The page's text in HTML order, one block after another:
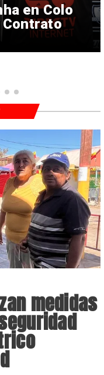
en Colo
Contrato
medidas